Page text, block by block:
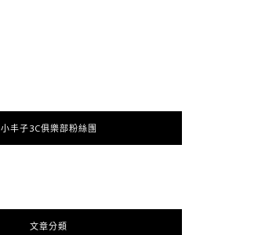
小丰子3C俱樂部粉絲團
文章分類